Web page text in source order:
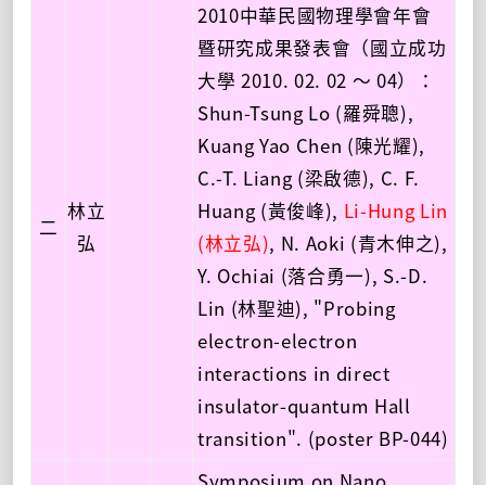
二
林立
弘
2010中華民國物理學會年會
暨研究成果發表會（國立成功
大學 2010. 02. 02 ～ 04）：
Shun-Tsung Lo (羅舜聰),
Kuang Yao Chen (陳光耀),
C.-T. Liang (梁啟德), C. F.
Huang (黃俊峰), Li-Hung Lin
(林立弘), N. Aoki (青木伸之),
Y. Ochiai (落合勇一), S.-D.
Lin (林聖迪), "Probing
electron-electron
interactions in direct
insulator-quantum Hall
transition". (poster BP-044)